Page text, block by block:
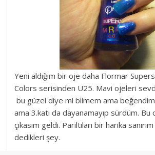
Yeni aldığım bir oje daha Flormar
Colors serisinden U25. Mavi ojeleri
bu güzel diye mi bilmem ama
ama 3.katı da dayanamayıp sürdüm. Bu
çıkasım geldi. Parıltıları bir harika sanırım
dedikleri şey.